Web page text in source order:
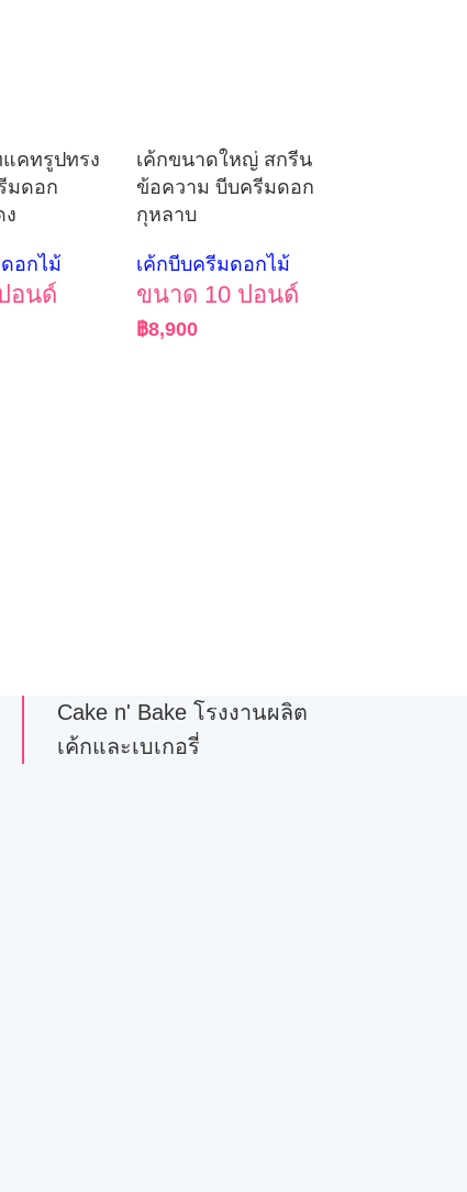
คทรูปทรง
มดอก
อกไม้
อนด์
เค้กขนาดใหญ่ สกรีน
ข้อความ บีบครีมดอก
กุหลาบ
เค้กบีบครีมดอกไม้
ขนาด 10 ปอนด์
฿8,900
Cake n' Bake โรงงานผลิต
เค้กและเบเกอรี่